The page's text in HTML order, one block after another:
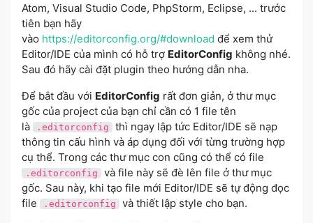
Atom, Visual Studio Code, PhpStorm, Eclipse, ... trước
tiên bạn hãy
vào https://editorconfig.org/#download để xem thử
Editor/IDE của mình có hỗ trợ EditorConfig không nhé.
Sau đó hãy cài đặt plugin theo hướng dẫn nha.
Để bắt đầu với EditorConfig rất đơn giản, ở thư mục
gốc của project của bạn chỉ cần có 1 file tên
là
.editorconfig
thì ngay lập tức Editor/IDE sẽ nạp
thông tin cấu hình và áp dụng đối với từng trường hợp
cụ thể. Trong các thư mục con cũng có thể có file
.editorconfig
và file này sẽ đè lên file ở thư mục
gốc. Sau này, khi tạo file mới Editor/IDE sẽ tự động đọc
file
.editorconfig và thiết lập style cho bạn.